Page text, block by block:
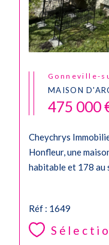
Gonneville-
MAISON
475 000
Cheychrys
Honfleur, une
habitable et 178 au
Réf : 1649